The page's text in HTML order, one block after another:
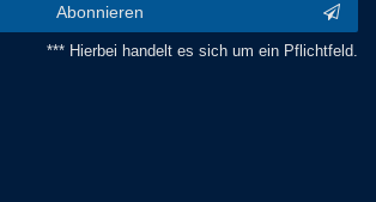
Abonnieren
*** Hierbei handelt es sich um ein Pflichtfeld.